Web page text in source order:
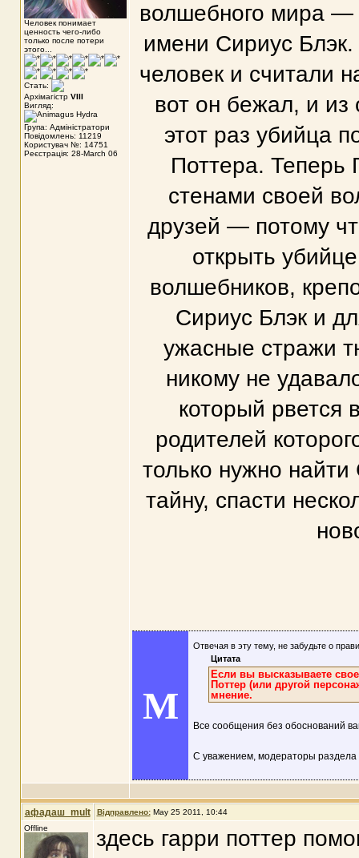
Человек понимает
ценность чего-либо
только после потери
этого...
Стать:
Архімагістр VIII
Вигляд:
Група: Адміністратори
Повідомлень: 11219
Користувач №: 14751
Реєстрація: 28-March 06
волшебного мира —
имени Сириус Блэк.
человек и считали
вот он бежал, и из
этот раз убийца
Поттера. Теперь
стенами своей
друзей — потому
открыть
волшебников,
Сириус Блэк и
ужасные стражи
никому не
который рвется
родителей
только нужно
тайну, спасти
M
Отвечая в эту тему, не забудьте о
Цитата
Если вы высказываете
Поттер (или другой
мнение.
Все сообщения без обоснований
С уважением, модераторы раздела
афадаш_mult Відправлено: May 25 2011, 10:44
Offline
здесь гарри поттер